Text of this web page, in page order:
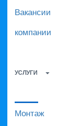
Вакансии
компании
УСЛУГИ
Монтаж